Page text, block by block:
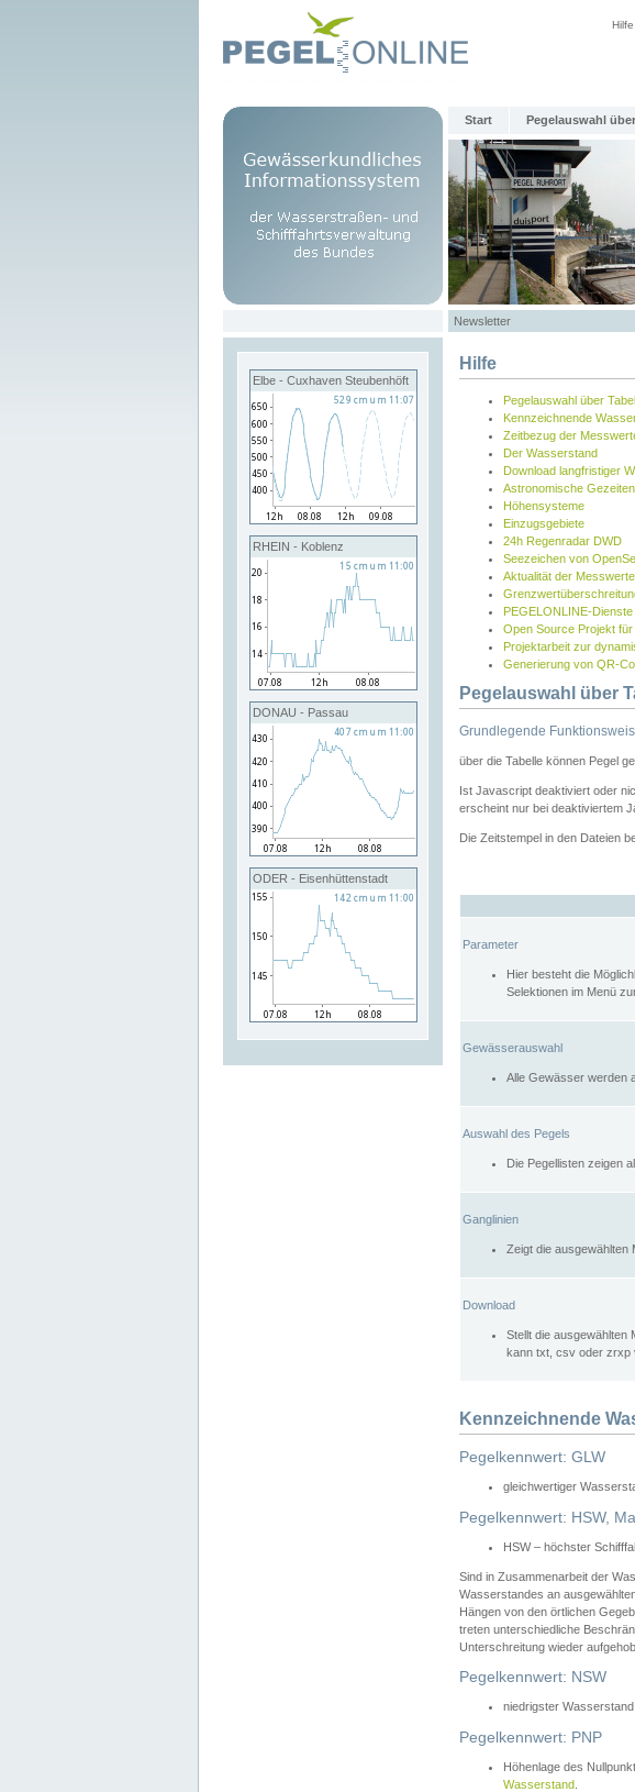
Hilfe
Start Pegelauswahl
Newsletter
Elbe - Cuxhaven Steubenhöft
RHEIN - Koblenz
DONAU - Passau
ODER - Eisenhüttenstadt
Hilfe
Pegelauswahl über
Kennzeichnende
Zeitbezug der
Der Wasserstand
Download langfristiger
Astronomische
Höhensysteme
Einzugsgebiete
24h Regenradar DWD
Seezeichen von
Aktualität der Messwerte
PEGELONLINE-Dienste
Open Source Projekt
Projektarbeit zur
Generierung von QR-
Pegelauswahl über
Grundlegende
über die Tabelle können Pegel
Ist Javascript deaktiviert oder
erscheint nur bei deaktiviertem
Die Zeitstempel in den Dateien
Parameter
Hier besteht die
Selektionen im Menü
Gewässerauswahl
Alle Gewässer werden
Auswahl des Pegels
Die Pegellisten zeigen
Ganglinien
Zeigt die ausgewählten
Download
Stellt die ausgewählten
kann txt, csv oder zrxp
Kennzeichnende
Pegelkennwert: GLW
gleichwertiger
Pegelkennwert: HSW,
HSW – höchster
Sind in Zusammenarbeit der
Wasserstandes an
Hängen von den örtlichen
treten unterschiedliche
Unterschreitung wieder
Pegelkennwert: NSW
niedrigster Wasserstand
Pegelkennwert: PNP
Höhenlage des
Wasserstand